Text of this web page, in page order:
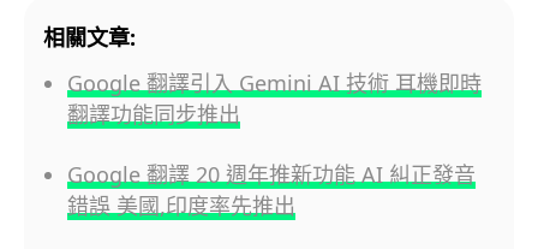
相關文章:
Google 翻譯引入 Gemini AI 技術 耳機即時
翻譯功能同步推出
Google 翻譯 20 週年推新功能 AI 糾正發音
錯誤 美國,印度率先推出